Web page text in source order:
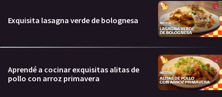
Exquisita lasagna verde de bolognesa
Aprendé a cocinar exquisitas alitas de
pollo con arroz primavera